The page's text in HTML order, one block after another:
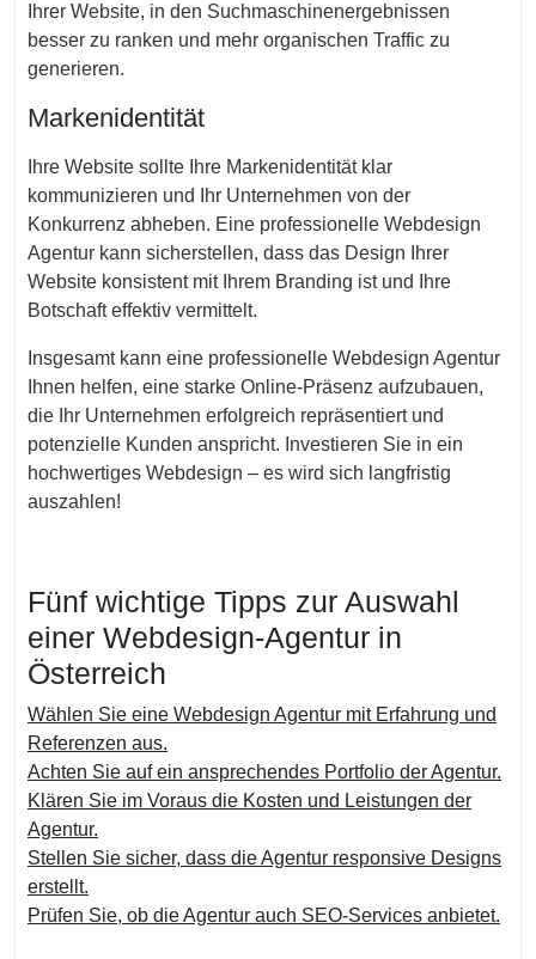
Ihrer Website, in den Suchmaschinenergebnissen
besser zu ranken und mehr organischen Traffic zu
generieren.
Markenidentität
Ihre Website sollte Ihre Markenidentität klar
kommunizieren und Ihr Unternehmen von der
Konkurrenz abheben. Eine professionelle Webdesign
Agentur kann sicherstellen, dass das Design Ihrer
Website konsistent mit Ihrem Branding ist und Ihre
Botschaft effektiv vermittelt.
Insgesamt kann eine professionelle Webdesign Agentur
Ihnen helfen, eine starke Online-Präsenz aufzubauen,
die Ihr Unternehmen erfolgreich repräsentiert und
potenzielle Kunden anspricht. Investieren Sie in ein
hochwertiges Webdesign – es wird sich langfristig
auszahlen!
Fünf wichtige Tipps zur Auswahl
einer Webdesign-Agentur in
Österreich
Wählen Sie eine Webdesign Agentur mit Erfahrung und
Referenzen aus.
Achten Sie auf ein ansprechendes Portfolio der Agentur.
Klären Sie im Voraus die Kosten und Leistungen der
Agentur.
Stellen Sie sicher, dass die Agentur responsive Designs
erstellt.
Prüfen Sie, ob die Agentur auch SEO-Services anbietet.